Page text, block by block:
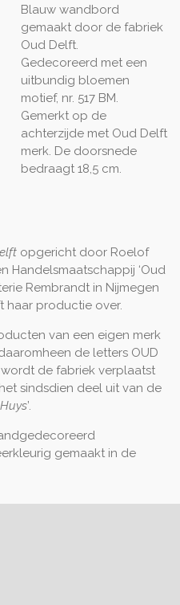
Blauw wandbord
gemaakt door de fabriek
Oud Delft.
Gedecoreerd met een
uitbundig bloemen
motief, nr. 517 BM.
Gemerkt op de
achterzijde met Oud Delft
merk. De doorsnede
bedraagt 18,5 cm.
opgericht door Roelof
Handelsmaatschappij ‘Oud
Rembrandt in Nijmegen
haar productie over.
van een eigen merk
de letters OUD
wordt de fabriek verplaatst
sindsdien deel uit van de
’.
gemaakt in de